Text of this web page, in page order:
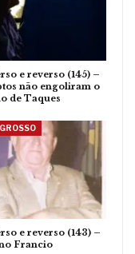
e reverso (145) –
não engoliram o
de Taques
e reverso (143) –
Francio